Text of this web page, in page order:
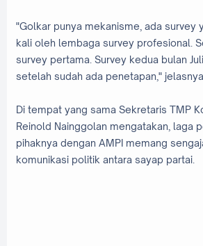
"Golkar punya mekanisme, ada survey
kali oleh lembaga survey profesional.
survey pertama. Survey kedua bulan
setelah sudah ada penetapan," jelasnya.
Di tempat yang sama Sekretaris TMP
Reinold Nainggolan mengatakan, laga
pihaknya dengan AMPI memang
komunikasi politik antara sayap partai.